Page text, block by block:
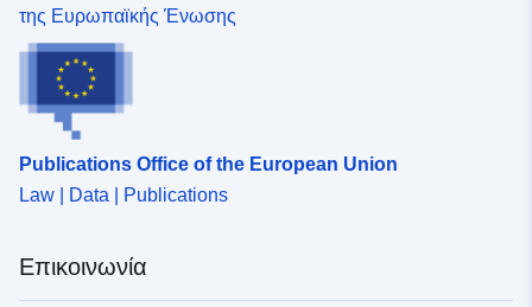
της Ευρωπαϊκής Ένωσης
Publications Office of the European Union
Law | Data | Publications
Επικοινωνία